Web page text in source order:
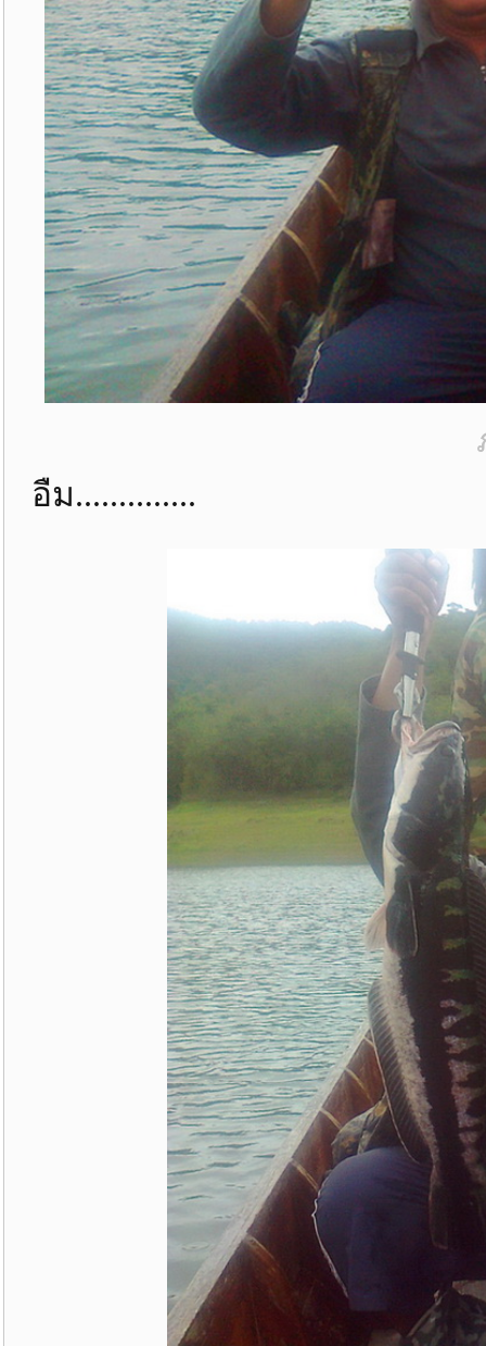
อืม..............